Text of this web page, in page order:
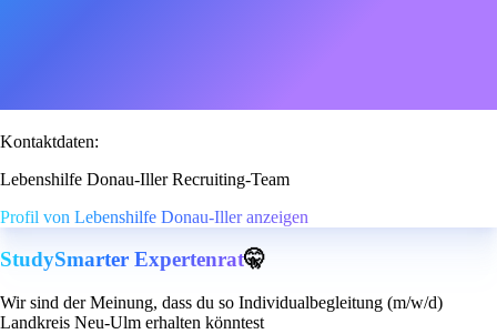
Kontaktdaten:
Lebenshilfe Donau-Iller Recruiting-Team
Profil von Lebenshilfe Donau-Iller anzeigen
StudySmarter Expertenrat🤫
Wir sind der Meinung, dass du so Individualbegleitung (m/w/d)
Landkreis Neu-Ulm erhalten könntest